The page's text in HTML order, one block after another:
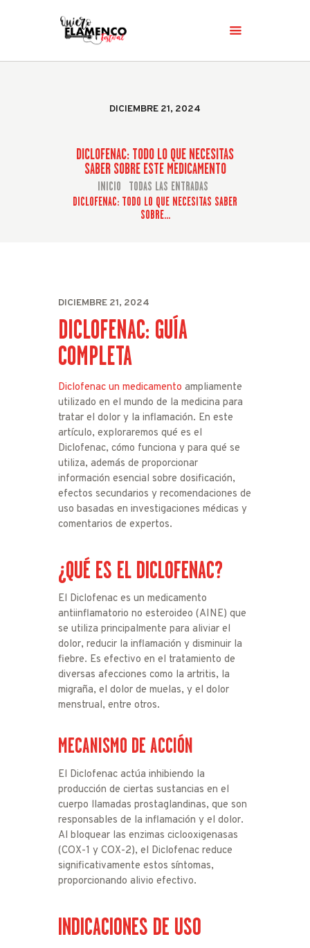
DICIEMBRE 21, 2024
DICLOFENAC: TODO LO QUE NECESITAS
SABER SOBRE ESTE MEDICAMENTO
INICIO TODAS LAS ENTRADAS
DICLOFENAC: TODO LO QUE NECESITAS SABER
SOBRE...
NOTICIAS
CONTACTO
DICIEMBRE 21, 2024
DICLOFENAC: GUÍA
COMPLETA
Diclofenac un medicamento ampliamente
utilizado en el mundo de la medicina para
tratar el dolor y la inflamación. En este
artículo, exploraremos qué es el
Diclofenac, cómo funciona y para qué se
utiliza, además de proporcionar
información esencial sobre dosificación,
efectos secundarios y recomendaciones de
uso basadas en investigaciones médicas y
comentarios de expertos.
¿QUÉ ES EL DICLOFENAC?
El Diclofenac es un medicamento
antiinflamatorio no esteroideo (AINE) que
se utiliza principalmente para aliviar el
dolor, reducir la inflamación y disminuir la
fiebre. Es efectivo en el tratamiento de
diversas afecciones como la artritis, la
migraña, el dolor de muelas, y el dolor
menstrual, entre otros.
MECANISMO DE ACCIÓN
El Diclofenac actúa inhibiendo la
producción de ciertas sustancias en el
cuerpo llamadas prostaglandinas, que son
responsables de la inflamación y el dolor.
Al bloquear las enzimas ciclooxigenasas
(COX-1 y COX-2), el Diclofenac reduce
significativamente estos síntomas,
proporcionando alivio efectivo.
INDICACIONES DE USO